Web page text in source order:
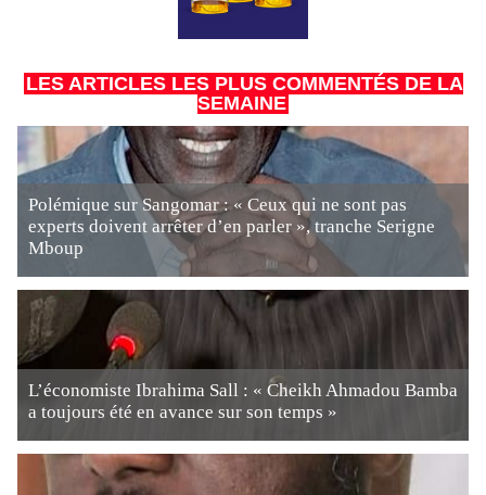
LES ARTICLES LES PLUS COMMENTÉS DE LA
SEMAINE
Polémique sur Sangomar : « Ceux qui ne sont pas
experts doivent arrêter d’en parler », tranche Serigne
Mboup
L’économiste Ibrahima Sall : « Cheikh Ahmadou Bamba
a toujours été en avance sur son temps »